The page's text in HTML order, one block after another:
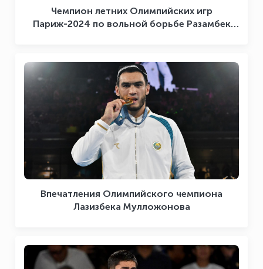
Чемпион летних Олимпийских игр
Париж-2024 по вольной борьбе Разамбек
Впечатления Олимпийского чемпиона
Лазизбека Мулложонова